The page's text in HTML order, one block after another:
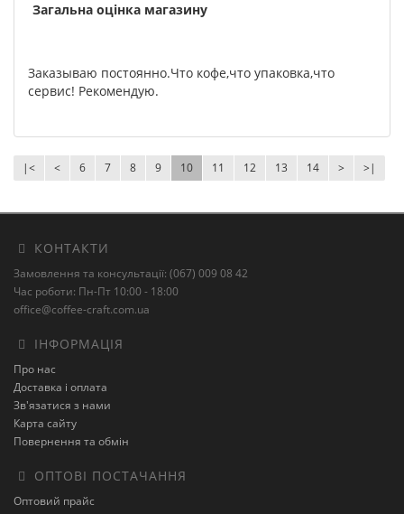
Загальна оцінка магазину
Заказываю постоянно.Что кофе,что упаковка,что
сервис! Рекомендую.
|< < 6 7 8 9 10 11 12 13 14 > >|
КОНТАКТИ
Замовлення та консультації: (067) 009 08 42
Час роботи: Пн-Пт 10:00 - 18:00
office@coffee-craft.com.ua
ІНФОРМАЦІЯ
Про нас
Доставка і оплата
Зв'язатися з нами
Карта сайту
Повернення та обмін
ОПТОВІ ПОСТАЧАННЯ
Оптовий прайс